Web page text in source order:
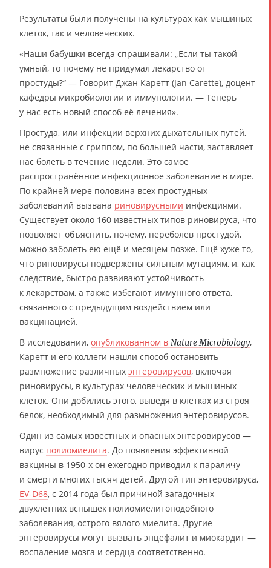
Результаты были получены на культурах как мышиных
клеток, так и человеческих.
«Наши бабушки всегда спрашивали: „Если ты такой
умный, то почему не придумал лекарство от
простуды?“ — Говорит Джан Каретт (Jan Carette), доцент
кафедры микробиологии и иммунологии. — Теперь
у нас есть новый способ её лечения».
Простуда, или инфекции верхних дыхательных путей,
не связанные с гриппом, по большей части, заставляет
нас болеть в течение недели. Это самое
распространённое инфекционное заболевание в мире.
По крайней мере половина всех простудных
заболеваний вызвана риновирусными инфекциями.
Существует около 160 известных типов риновируса, что
позволяет объяснить, почему, переболев простудой,
можно заболеть ею ещё и месяцем позже. Ещё хуже то,
что риновирусы подвержены сильным мутациям, и, как
следствие, быстро развивают устойчивость
к лекарствам, а также избегают иммунного ответа,
связанного с предыдущим воздействием или
вакцинацией.
В исследовании, опубликованном в Nature Microbiology,
Каретт и его коллеги нашли способ остановить
размножение различных энтеровирусов, включая
риновирусы, в культурах человеческих и мышиных
клеток. Они добились этого, выведя в клетках из строя
белок, необходимый для размножения энтеровирусов.
Один из самых известных и опасных энтеровирусов —
вирус полиомиелита. До появления эффективной
вакцины в 1950-х он ежегодно приводил к параличу
и смерти многих тысяч детей. Другой тип энтеровируса,
EV-D68, с 2014 года был причиной загадочных
двухлетних вспышек полиомиелитоподобного
заболевания, острого вялого миелита. Другие
энтеровирусы могут вызвать энцефалит и миокардит —
воспаление мозга и сердца соответственно.